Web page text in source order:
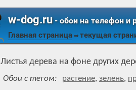
w-dog.ru- обои на телефон и
Главная страница ⇒ текущая
Листья дерева на фоне других
Обои с тегом: растение, зелень,